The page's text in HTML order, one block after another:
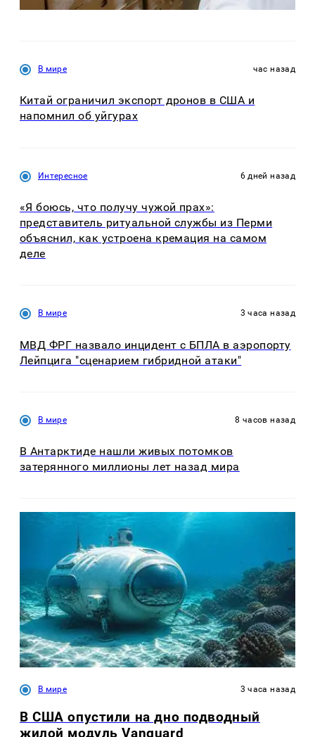
В мире час назад
Китай ограничил экспорт дронов в США и
напомнил об уйгурах
Интересное 6 дней назад
«Я боюсь, что получу чужой прах»:
представитель ритуальной службы из Перми
объяснил, как устроена кремация на самом
деле
В мире 3 часа назад
МВД ФРГ назвало инцидент с БПЛА в аэропорту
Лейпцига "сценарием гибридной атаки"
В мире 8 часов назад
В Антарктиде нашли живых потомков
затерянного миллионы лет назад мира
В мире 3 часа назад
В США опустили на дно подводный
жилой модуль Vanguard